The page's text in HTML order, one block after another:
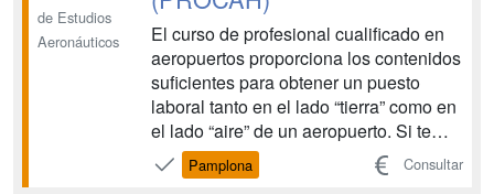
de Estudios
Aeronáuticos
El curso de profesional cualificado en
aeropuertos proporciona los contenidos
suficientes para obtener un puesto
laboral tanto en el lado “tierra” como en
el lado “aire” de un aeropuerto. Si te
gusta esta profesión no será difícil
conseguir tu implicación lo que
Pamplona Consultar